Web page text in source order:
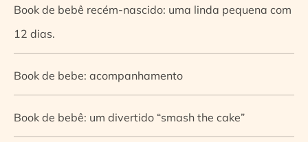
Book de bebê recém-nascido: uma linda pequena com
12 dias.
Book de bebe: acompanhamento
Book de bebê: um divertido “smash the cake”